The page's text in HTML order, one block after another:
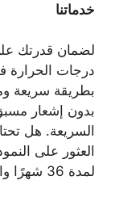
خدماتنا
لضمان قدرتك
درجات الحرارة
بطريقة سريعة
بدون إشعار
السريعة. هل
العثور على
لمدة 36 شهرًا والتركيب الفوري.